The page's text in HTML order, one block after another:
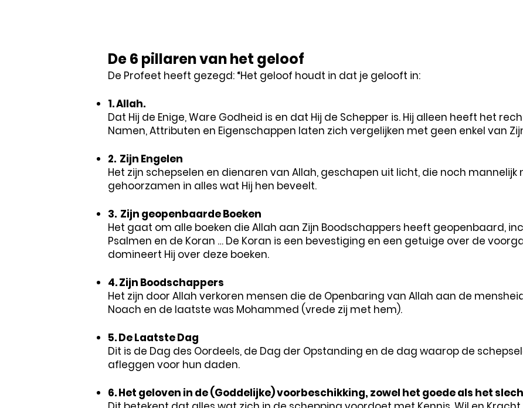
De 6 pillaren van het geloof
De Profeet heeft gezegd: “Het geloof houdt in dat je gelooft in:
1. Allah.
Dat Hij de Enige, Ware Godheid is en dat Hij de Schepper is. Hij alleen heeft het
Namen, Attributen en Eigenschappen laten zich vergelijken met geen enkel van
2. Zijn Engelen
Het zijn schepselen en dienaren van Allah, geschapen uit licht, die noch mannelijk
gehoorzamen in alles wat Hij hen beveelt.
3. Zijn geopenbaarde Boeken
Het gaat om alle boeken die Allah aan Zijn Boodschappers heeft geopenbaard,
Psalmen en de Koran … De Koran is een bevestiging en een getuige over de
domineert Hij over deze boeken.
4. Zijn Boodschappers
Het zijn door Allah verkoren mensen die de Openbaring van Allah aan de
Noach en de laatste was Mohammed (vrede zij met hem).
5. De Laatste Dag
Dit is de Dag des Oordeels, de Dag der Opstanding en de dag waarop de
afleggen voor hun daden.
6. Het geloven in de (Goddelijke) voorbeschikking, zowel het goede als het